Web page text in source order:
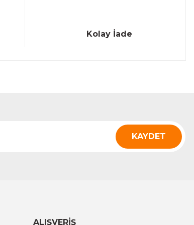
Kolay İade
KAYDET
ALIŞVERİŞ